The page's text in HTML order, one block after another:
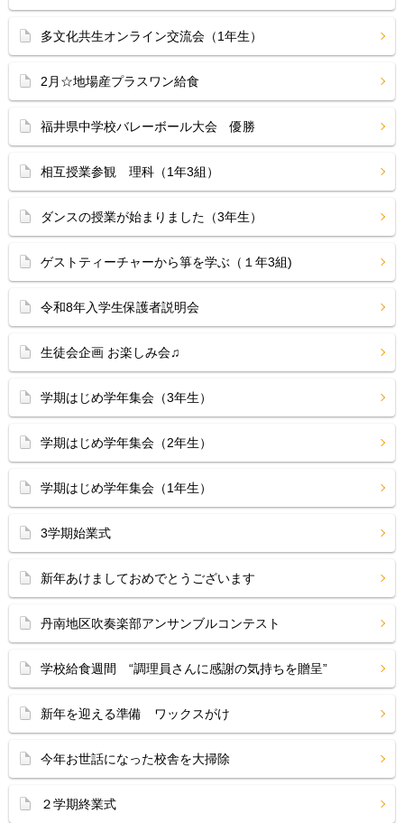
多文化共生オンライン交流会（1年生）
2月☆地場産プラスワン給食
福井県中学校バレーボール大会 優勝
相互授業参観 理科（1年3組）
ダンスの授業が始まりました（3年生）
ゲストティーチャーから箏を学ぶ（１年3組)
令和8年入学生保護者説明会
生徒会企画 お楽しみ会♫
学期はじめ学年集会（3年生）
学期はじめ学年集会（2年生）
学期はじめ学年集会（1年生）
3学期始業式
新年あけましておめでとうございます
丹南地区吹奏楽部アンサンブルコンテスト
学校給食週間 “調理員さんに感謝の気持ちを贈呈”
新年を迎える準備 ワックスがけ
今年お世話になった校舎を大掃除
２学期終業式